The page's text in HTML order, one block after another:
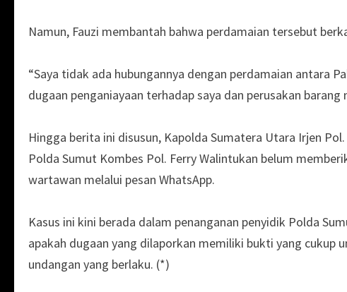
Namun, Fauzi membantah bahwa perdamaian tersebut
“Saya tidak ada hubungannya dengan perdamaian antara
dugaan penganiayaan terhadap saya dan perusakan barang
Hingga berita ini disusun, Kapolda Sumatera Utara Irjen
Polda Sumut Kombes Pol. Ferry Walintukan belum
wartawan melalui pesan WhatsApp.
Kasus ini kini berada dalam penanganan penyidik Polda
apakah dugaan yang dilaporkan memiliki bukti yang
undangan yang berlaku. (*)